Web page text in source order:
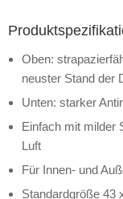
Oben:
neuster Stand der
Unten: starker
Einfach mit milder
Luft
Für Innen- und
Standardgröße 43